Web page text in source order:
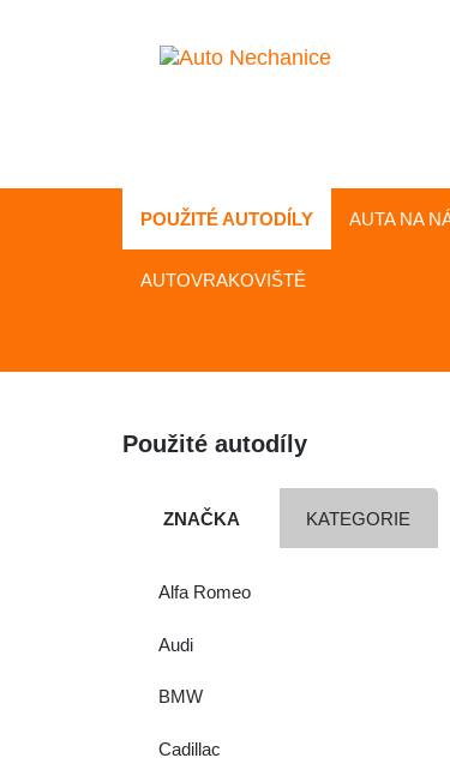
POUŽITÉ AUTODÍLY AUTA NA
AUTOVRAKOVIŠTĚ
Použité autodíly
ZNAČKA KATEGORIE
Alfa Romeo
Audi
BMW
Cadillac